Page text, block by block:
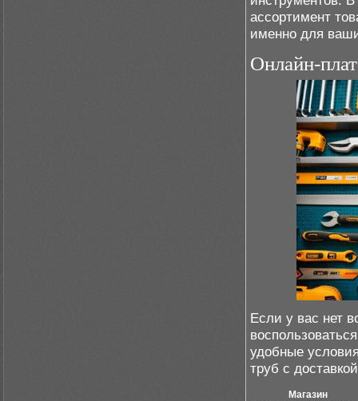
ассортимент
именно для
Онлайн-
Если у вас нет
удобные
труб с
Магазин